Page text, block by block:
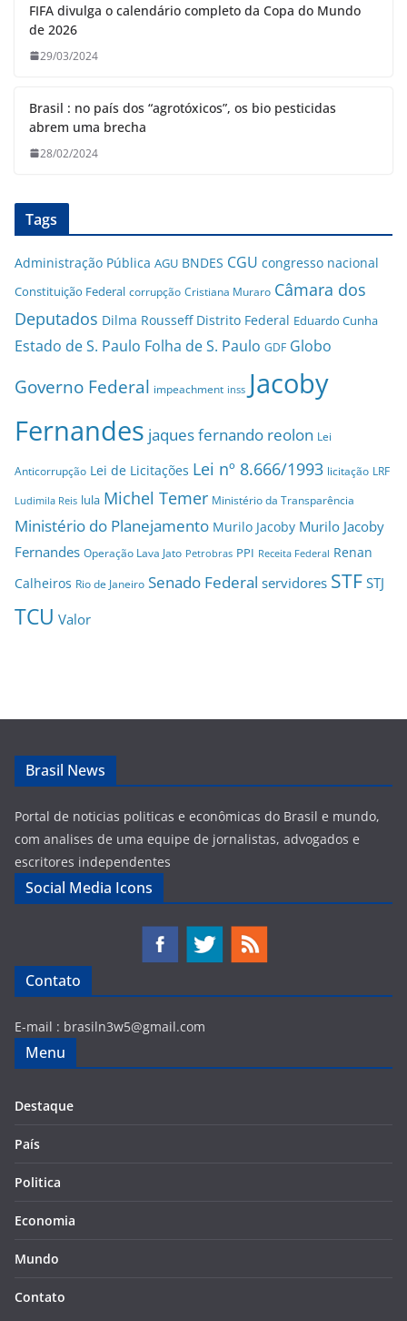
FIFA divulga o calendário completo da Copa do Mundo
de 2026
29/03/2024
Brasil : no país dos “agrotóxicos”, os bio pesticidas
abrem uma brecha
28/02/2024
Tags
Administração Pública AGU BNDES CGU congresso nacional
Constituição Federal corrupção Cristiana Muraro Câmara dos
Deputados Dilma Rousseff Distrito Federal Eduardo Cunha
Estado de S. Paulo Folha de S. Paulo GDF Globo
Governo Federal impeachment inss Jacoby
Fernandes jaques fernando reolon Lei
Anticorrupção Lei de Licitações Lei nº 8.666/1993 licitação LRF
Ludimila Reis lula Michel Temer Ministério da Transparência
Ministério do Planejamento Murilo Jacoby Murilo Jacoby
Fernandes Operação Lava Jato Petrobras PPI Receita Federal Renan
Calheiros Rio de Janeiro Senado Federal servidores STF STJ
TCU Valor
Brasil News
Portal de noticias politicas e econômicas do Brasil e mundo,
com analises de uma equipe de jornalistas, advogados e
escritores independentes
Social Media Icons
Contato
E-mail : brasiln3w5@gmail.com
Menu
Destaque
País
Politica
Economia
Mundo
Contato